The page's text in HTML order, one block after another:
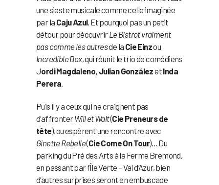
une sieste musicale comme celle imaginée
par la Caju Azul. Et pourquoi pas un petit
détour pour découvrirLe Bistrot vraiment
pas comme les autresde la Cie Einzou
Incredible Box, qui réunit le trio de comédiens
Jordi Magdaleno, Julian GonzálezetInda
Perera
Puis il y a ceux qui ne craignent pas
d’affronterWill et Walt(Cie Preneurs de
tête), ou espèrent une rencontre avec
Ginette Rebelle(Cie Come On Tour)… Du
parking du Pré des Arts à la Ferme Bremond,
en passant par l’Île Verte – Val d’Azur, bien
d’autres surprises seront en embuscade